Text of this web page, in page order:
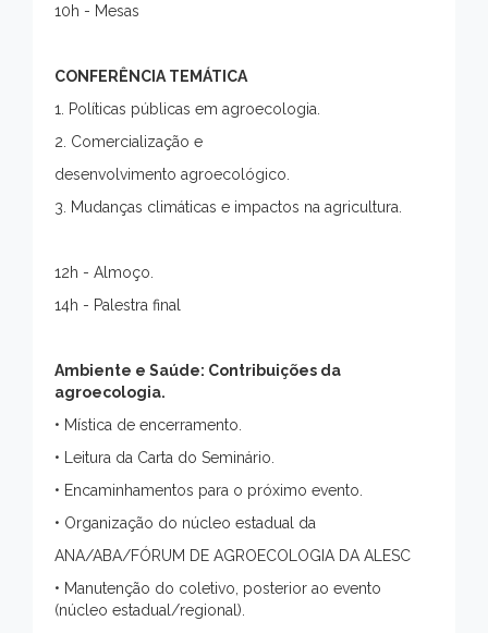
10h - Mesas
CONFERÊNCIA TEMÁTICA
1. Políticas públicas em agroecologia.
2. Comercialização e
desenvolvimento agroecológico.
3. Mudanças climáticas e impactos na agricultura.
12h - Almoço.
14h - Palestra final
Ambiente e Saúde: Contribuições da
agroecologia.
• Mística de encerramento.
• Leitura da Carta do Seminário.
• Encaminhamentos para o próximo evento.
• Organização do núcleo estadual da
ANA/ABA/FÓRUM DE AGROECOLOGIA DA ALESC
• Manutenção do coletivo, posterior ao evento
(núcleo estadual/regional).